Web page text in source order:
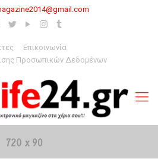
Επικοινωνία
Προσωπικών Δεδομένων